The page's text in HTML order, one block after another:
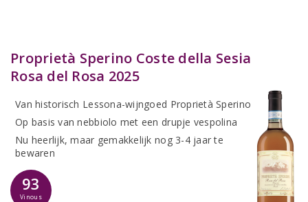
Proprietà Sperino Coste della Sesia
Rosa del Rosa 2025
Van historisch Lessona-wijngoed Proprietà Sperino
Op basis van nebbiolo met een drupje vespolina
Nu heerlijk, maar gemakkelijk nog 3-4 jaar te
bewaren
93
Vinous